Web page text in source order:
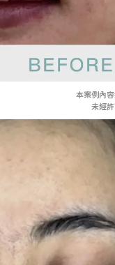
本案例內
未經